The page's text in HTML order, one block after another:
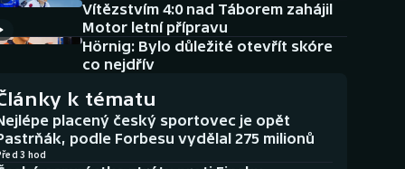
AZ kvíz
Vítězstvím 4:0 nad Táborem zahájil
Motor letní přípravu
Hörnig: Bylo důležité otevřít skóre
co nejdřív
k tématu
placený český sportovec je opět
podle Forbesu vydělal 275 milionů
3 hod